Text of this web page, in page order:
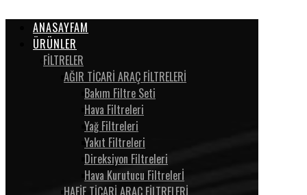
ANASAYFAM
ÜRÜNLER
FİLTRELER
AĞIR TİCARİ ARAÇ FİLTRELERİ
Bakım Filtre Seti
Hava Filtreleri
Yağ Filtreleri
Yakıt Filtreleri
Direksiyon Filtreleri
Hava Kurutucu Filtrelerİ